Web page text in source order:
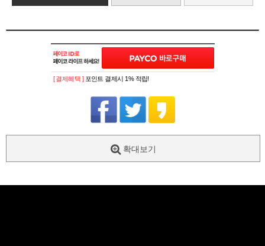
[ 결제혜택 ] 포인트 결제시 1% 적립!
확대보기